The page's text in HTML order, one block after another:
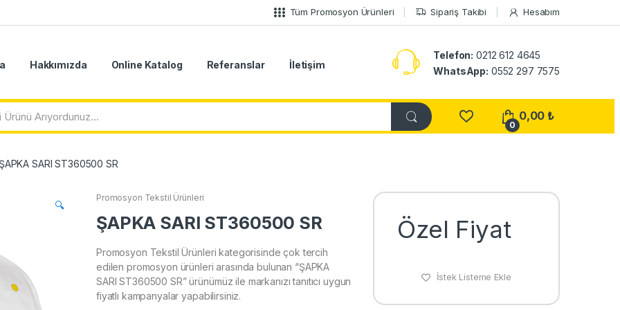
Tüm Promosyon Ürünleri Sipariş Takibi Hesabım
Hakkımızda Online Katalog Referanslar İletişim
Telefon: 0212 612 4645
WhatsApp: 0552 297 7575
0
0,00₺
ŞAPKA SARI ST360500 SR
🔍
Promosyon Tekstil Ürünleri
ŞAPKA SARI ST360500 SR
Promosyon Tekstil Ürünleri kategorisinde çok tercih
edilen promosyon ürünleri arasında bulunan “ŞAPKA
SARI ST360500 SR” ürünümüz ile markanızı tanıtıcı uygun
fiyatlı kampanyalar yapabilirsiniz.
Özel Fiyat
İstek Listeme Ekle